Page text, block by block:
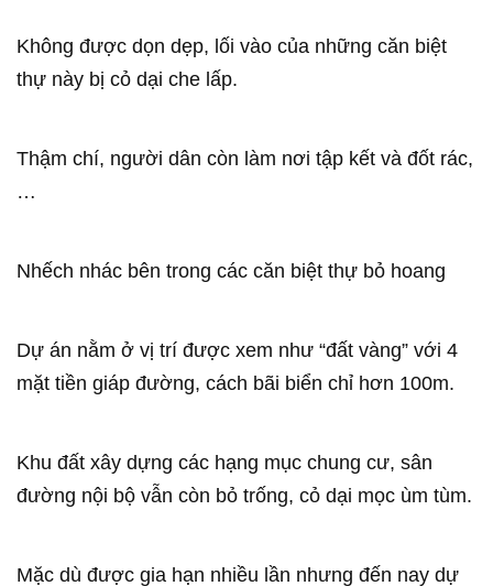
Không được dọn dẹp, lối vào của những căn biệt
thự này bị cỏ dại che lấp.
Thậm chí, người dân còn làm nơi tập kết và đốt rác,
…
Nhếch nhác bên trong các căn biệt thự bỏ hoang
Dự án nằm ở vị trí được xem như “đất vàng” với 4
mặt tiền giáp đường, cách bãi biển chỉ hơn 100m.
Khu đất xây dựng các hạng mục chung cư, sân
đường nội bộ vẫn còn bỏ trống, cỏ dại mọc ùm tùm.
Mặc dù được gia hạn nhiều lần nhưng đến nay dự